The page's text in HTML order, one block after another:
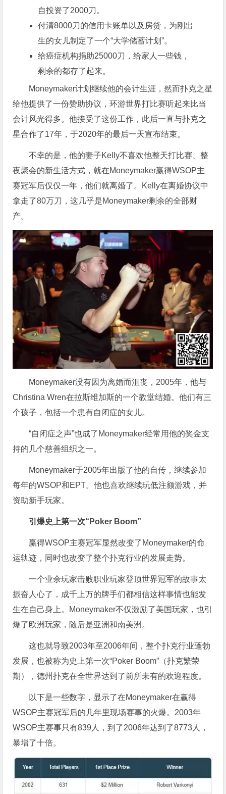
自投资了2000刀。
付清8000刀的信用卡账单以及房贷，为刚出
生的女儿制定了一个“大学储蓄计划”。
给癌症机构捐助25000刀，给家人一些钱，
剩余的都存了起来。
Moneymaker计划继续他的会计生涯，然而扑克之星
给他提供了一份赞助协议，环游世界打比赛听起来比当
会计风光得多。他接受了这份工作，此后一直与扑克之
星合作了17年，于2020年的最后一天宣布结束。
不幸的是，他的妻子Kelly不喜欢他整天打比赛、整
夜聚会的新生活方式，就在Moneymaker赢得WSOP主
赛冠军后仅仅一年，他们就离婚了。Kelly在离婚协议中
拿走了80万刀，这几乎是Moneymaker剩余的全部财
产。
Moneymaker没有因为离婚而沮丧，2005年，他与
Christina Wren在拉斯维加斯的一个教堂结婚。他们有三
个孩子，包括一个患有自闭症的女儿。
“自闭症之声”也成了Moneymaker经常用他的奖金支
持的几个慈善组织之一。
Moneymaker于2005年出版了他的自传，继续参加
每年的WSOP和EPT。他也喜欢继续玩低注额游戏，并
资助新手玩家。
引爆史上第一次“Poker Boom”
赢得WSOP主赛冠军显然改变了Moneymaker的命
运轨迹，同时也改变了整个扑克行业的发展走势。
一个业余玩家击败职业玩家登顶世界冠军的故事太
振奋人心了，成千上万的牌手们都相信这样事情也能发
生在自己身上。Moneymaker不仅激励了美国玩家，也引
爆了欧洲玩家，随后是亚洲和南美洲。
这也就导致2003年至2006年间，整个扑克行业蓬勃
发展，也被称为史上第一次“Poker Boom”（扑克繁荣
期），德州扑克在全世界达到了前所未有的欢迎程度。
以下是一些数字，显示了在Moneymaker在赢得
WSOP主赛冠军后的几年里现场赛事的火爆。2003年
WSOP主赛事只有839人，到了2006年达到了8773人，
暴增了十倍。